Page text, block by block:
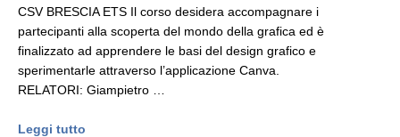
CSV BRESCIA ETS Il corso desidera accompagnare i
partecipanti alla scoperta del mondo della grafica ed è
finalizzato ad apprendere le basi del design grafico e
sperimentarle attraverso l’applicazione Canva.
RELATORI: Giampietro …
Leggi tutto